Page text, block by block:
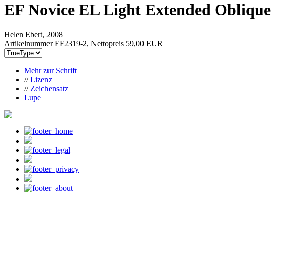
EF Novice EL Light Extended Oblique
Helen Ebert, 2008
Artikelnummer EF2319-2, Nettopreis 59,00 EUR
Mehr zur Schrift
//Lizenz
// Zeichensatz
Lupe